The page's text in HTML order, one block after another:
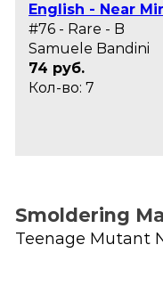
English - Near
#76 - Rare - B
Samuele Bandini
74 руб.
Кол-во: 7
Smoldering
Teenage Mutant